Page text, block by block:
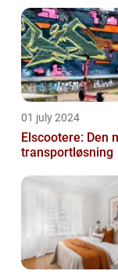
01 july 2024
Elscootere: Den
transportløsning